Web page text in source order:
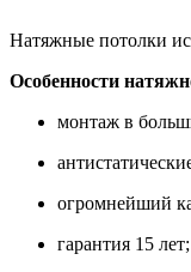
Натяжные потолки
Особенности
монтаж в
огромнейший
гарантия 15 лет;